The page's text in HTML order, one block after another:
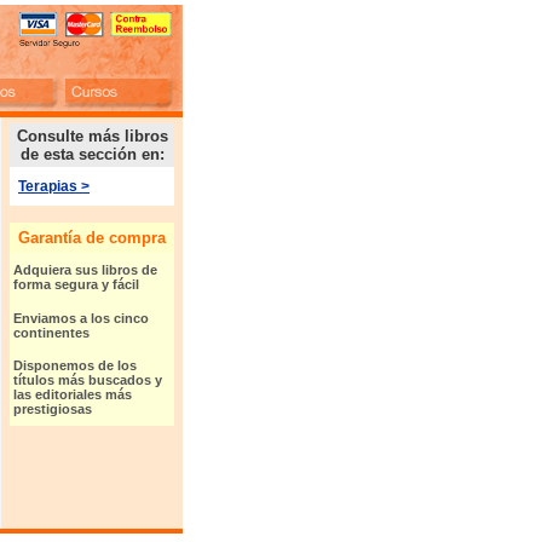
Consulte más libros
de esta sección en:
Terapias >
Garantía de compra
Adquiera sus libros de
forma segura y fácil
Enviamos a los cinco
continentes
Disponemos de los
títulos más buscados y
las editoriales más
prestigiosas